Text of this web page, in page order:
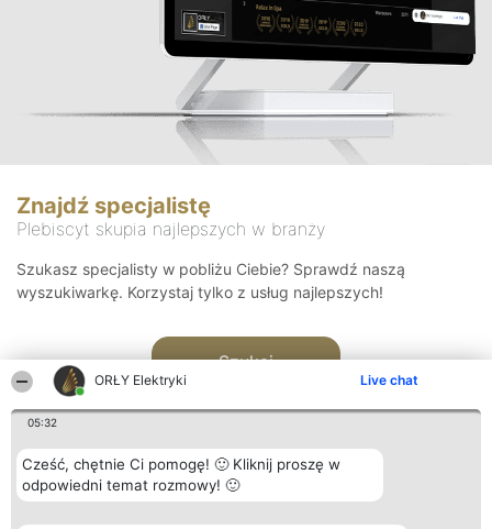
ORŁY Elektryki Live chat
05:32
Cześć, chętnie Ci pomogę! 🙂 Kliknij proszę w
odpowiedni temat rozmowy! 🙂
Znajdź specjalistę
Plebiscyt skupia najlepszych w branży
Szukasz specjalisty w pobliżu Ciebie? Sprawdź naszą
wyszukiwarkę. Korzystaj tylko z usług najlepszych!
Szukaj
Organizator plebiscytu Plebiscyt Kontakt